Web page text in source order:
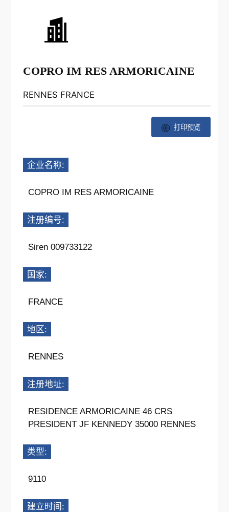
COPRO IM RES ARMORICAINE
RENNES FRANCE
打印预览
企业名称:
COPRO IM RES ARMORICAINE
注册编号:
Siren 009733122
国家:
FRANCE
地区:
RENNES
注册地址:
RESIDENCE ARMORICAINE 46 CRS
PRESIDENT JF KENNEDY 35000 RENNES
类型:
9110
建立时间: